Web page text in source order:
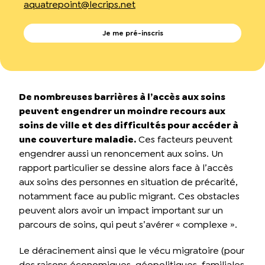
aquatrepoint@lecrips.net
Je me pré-inscris
De nombreuses barrières à l’accès aux soins
peuvent engendrer un moindre recours aux
soins de ville et des difficultés pour accéder à
une couverture maladie.Ces facteurs peuvent
engendrer aussi un renoncement aux soins. Un
rapport particulier se dessine alors face à l’accès
aux soins des personnes en situation de précarité,
notamment face au public migrant. Ces obstacles
peuvent alors avoir un impact important sur un
parcours de soins, qui peut s’avérer « complexe ».
Le déracinement ainsi que le vécu migratoire (pour